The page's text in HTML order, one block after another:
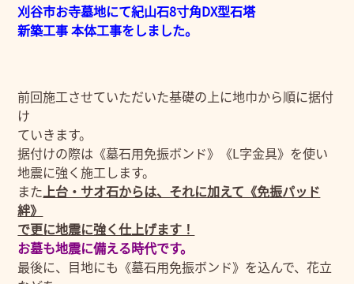
刈谷市お寺墓地にて紀山石8寸角DX型石塔
新築工事 本体工事をしました。
前回施工させていただいた基礎の上に地巾から順に据付
け
ていきます。
据付けの際は《墓石用免振ボンド》《L字金具》を使い
地震に強く施工します。
また 上台・サオ石からは、それに加えて《免振パッド
絆》
で更に地震に強く仕上げます！
お墓も地震に備える時代です。
最後に、目地にも《墓石用免振ボンド》を込んで、花立